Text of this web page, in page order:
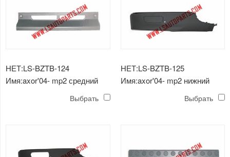
НЕТ:LS-BZTB-124
Имя:axor'04- mp2 средний
Выбрать
НЕТ:LS-BZTB-125
Имя:axor'04- mp2 нижний
Выбрать